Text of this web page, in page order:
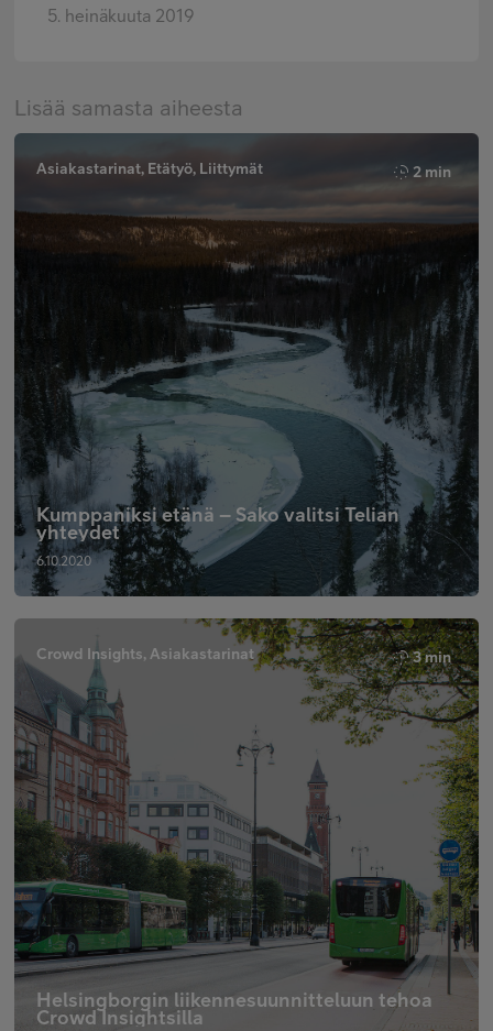
Lisää samasta aiheesta
Asiakastarinat, Etätyö, Liittymät 2 min
Kumppaniksi etänä – Sako valitsi Telian
yhteydet
6.10.2020
Crowd Insights, Asiakastarinat 3 min
Helsingborgin liikennesuunnitteluun tehoa
Crowd Insightsilla
5. heinäkuuta 2019